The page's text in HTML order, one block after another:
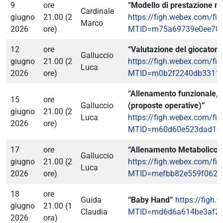
9
giugno
2026
ore
21.00 (2
ore)
Cardinale
Marco
“Modello di prestazione
https://figh.webex.com/
12
giugno
2026
ore
21.00 (2
ore)
Galluccio
Luca
“Valutazione del
https://figh.webex.com/
15
giugno
2026
ore
21.00 (2
ore)
Galluccio
Luca
“Allenamento funzionale,
(proposte operative)”
https://figh.webex.com/
17
giugno
2026
ore
21.00 (2
ore)
Galluccio
Luca
“Allenamento Metabolico”
https://figh.webex.com/
18
giugno
2026
ore
21.00 (1
ora)
Guida
Claudia
“Baby Hand” https://